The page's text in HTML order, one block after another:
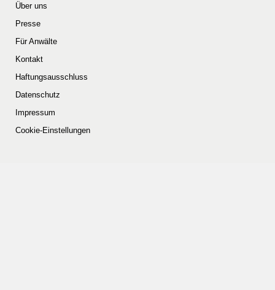
Über uns
Presse
Für Anwälte
Kontakt
Haftungsausschluss
Datenschutz
Impressum
Cookie-Einstellungen